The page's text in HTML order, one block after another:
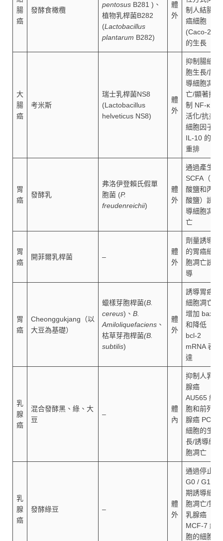
腸
癌
發酵食橄欖
pentosus B281 )、
植物乳桿菌B282
(Lactobacillus
plantarum B282)
體
外
制人結腸
癌細胞
(Caco-2)
的生長
大
腸
癌
考米斯
瑞士乳桿菌NS8
(Lactobacillus
helveticus NS8)
體
外
抑制腸細
胞生長/誘
導細胞凋
亡/顯著抑
制 NF-κB
活化/抗炎
細胞因子
IL-10 的
重排
胃
癌
發酵乳
弗洛伊登賴氏假單
胞菌 (P.
freudenreichii)
體
外
通過產生
SCFA（醋
酸鹽和丙
酸鹽）誘
導細胞凋
亡
胃
癌
開菲爾乳桿菌 –
體
外
劑量誘導
的胃癌細
胞凋亡誘
導
胃
癌
Cheonggukjang（以
大豆為基礎）
蠟樣芽胞桿菌(B.
cereus)、 B.
Amiloliquefaciens 、
枯草芽孢桿菌(B.
subtilis)
體
外
誘導胃癌
細胞凋亡/
增加 bax
和降低
bcl-2
mRNA 表
達
乳
腺
癌
混合發酵黑、綠、大
豆
–
體
內
抑制人乳
腺癌
AU565 細
胞和前列
腺癌 PC-3
細胞的生
長/誘導細
胞凋亡
乳
腺
癌
發酵綠豆 –
體
外
通過停止
G0 / G1
期誘導細
胞凋亡/對
乳腺癌
MCF-7 細
胞的細胞